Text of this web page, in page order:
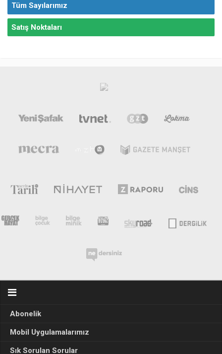
Tüm Sayılarımız
Satış Noktaları
Abonelik
Mobil Uygulamalarımız
Sık Sorulan Sorular